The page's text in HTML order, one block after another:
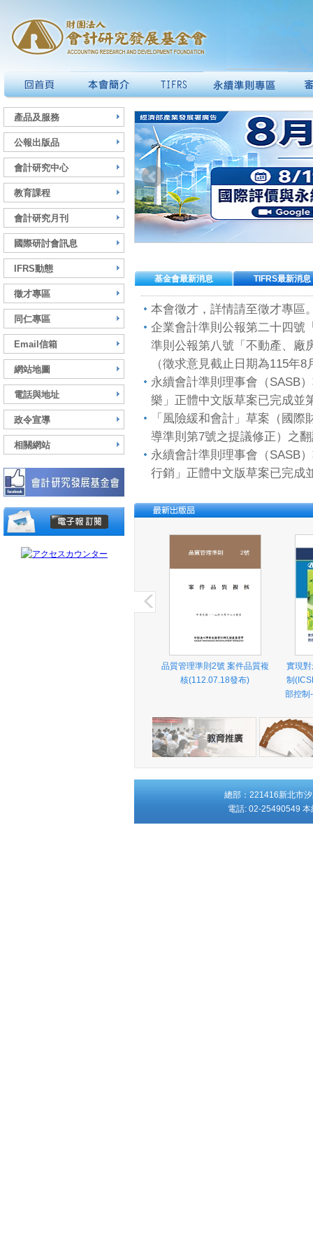
產品及服務
公報出版品
會計研究中心
教育課程
會計研究月刊
國際研討會訊息
IFRS動態
徵才專區
同仁專區
Email信箱
網站地圖
電話與地址
政令宣導
相關網站
基金會最新消息 TIFRS最新消息
本會徵才，詳情請至徵才專區
企業會計準則公報第二十四號
準則公報第八號「不動產、廠
（徵求意見截止日期為115年8
永續會計準則理事會（SASB
樂」正體中文版草案已完成並
「風險緩和會計」草案（國
導準則第7號之提議修正）之
永續會計準則理事會（SASB
行銷」正體中文版草案已完成
品質管理準則2號 案件品質複
核(112.07.18發布)
實現
制
部控制
總部：221416新北市
電話: 02-25490549